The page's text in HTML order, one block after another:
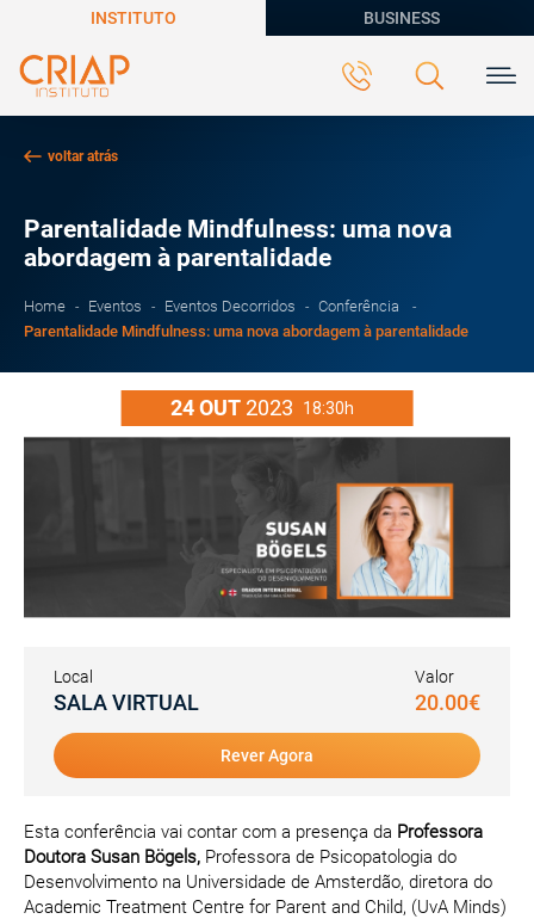
INSTITUTO BUSINESS
voltar atrás
Parentalidade Mindfulness: uma nova
abordagem à parentalidade
Home Eventos Eventos Decorridos
Conferência
Parentalidade Mindfulness: uma nova abordagem à parentalidade
24OUT 2023 18:30h
Local
SALA VIRTUAL
Valor
20.00€
Rever Agora
Esta conferência vai contar com a presença da Professora
Doutora Susan Bögels, Professora de Psicopatologia do
Desenvolvimento na Universidade de Amsterdão, diretora do
Academic Treatment Centre for Parent and Child, (UvA Minds)